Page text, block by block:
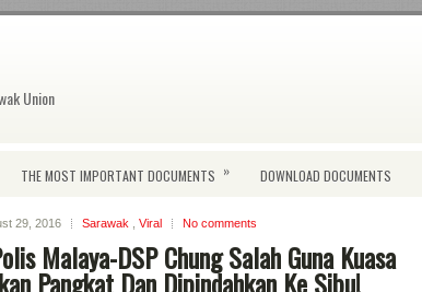
Union
THE MOST IMPORTANT DOCUMENTS » DOWNLOAD DOCUMENTS
29, 2016 Sarawak Viral No comments
Malaya-DSP Chung Salah Guna Kuasa
Pangkat Dan Dipindahkan Ke Sibu!